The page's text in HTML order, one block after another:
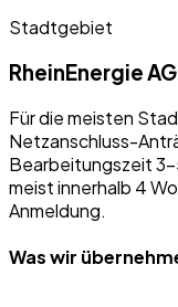
Stadtgebiet
RheinEnergie AG
Für die meisten
Netzanschluss-
Bearbeitungszeit
meist innerhalb 4
Anmeldung.
Was wir